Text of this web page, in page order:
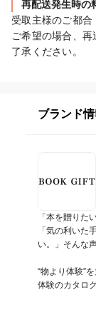
再配送発生時の
受取主様のご都合
ご希望の場合、
了承ください。
ブランド
「本を贈りた
「気の利いた
い。」そんな
“物より体験”
体験のカタロ